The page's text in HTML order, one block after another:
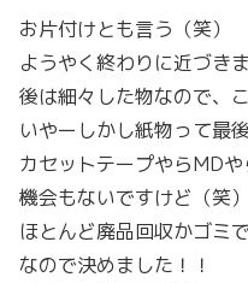
お片付けとも言う（笑）
ようやく終わりに近づきま
後は細々した物なので、
いやーしかし紙物って最
カセットテープやらMD
機会もないですけど（笑）
ほとんど廃品回収かゴミで
なので決めました！！